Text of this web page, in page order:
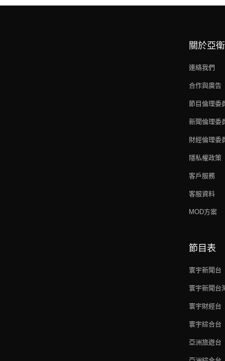
關於亞衛
連絡我們
合作與廣告
節目倫理委
新聞倫理委
財經倫理委
隱私權政策
客戶服務
客服資料
MOD方案
節目表
寰宇新聞台
寰宇新聞台
寰宇財經台
寰宇綜合台
亞洲旅遊台